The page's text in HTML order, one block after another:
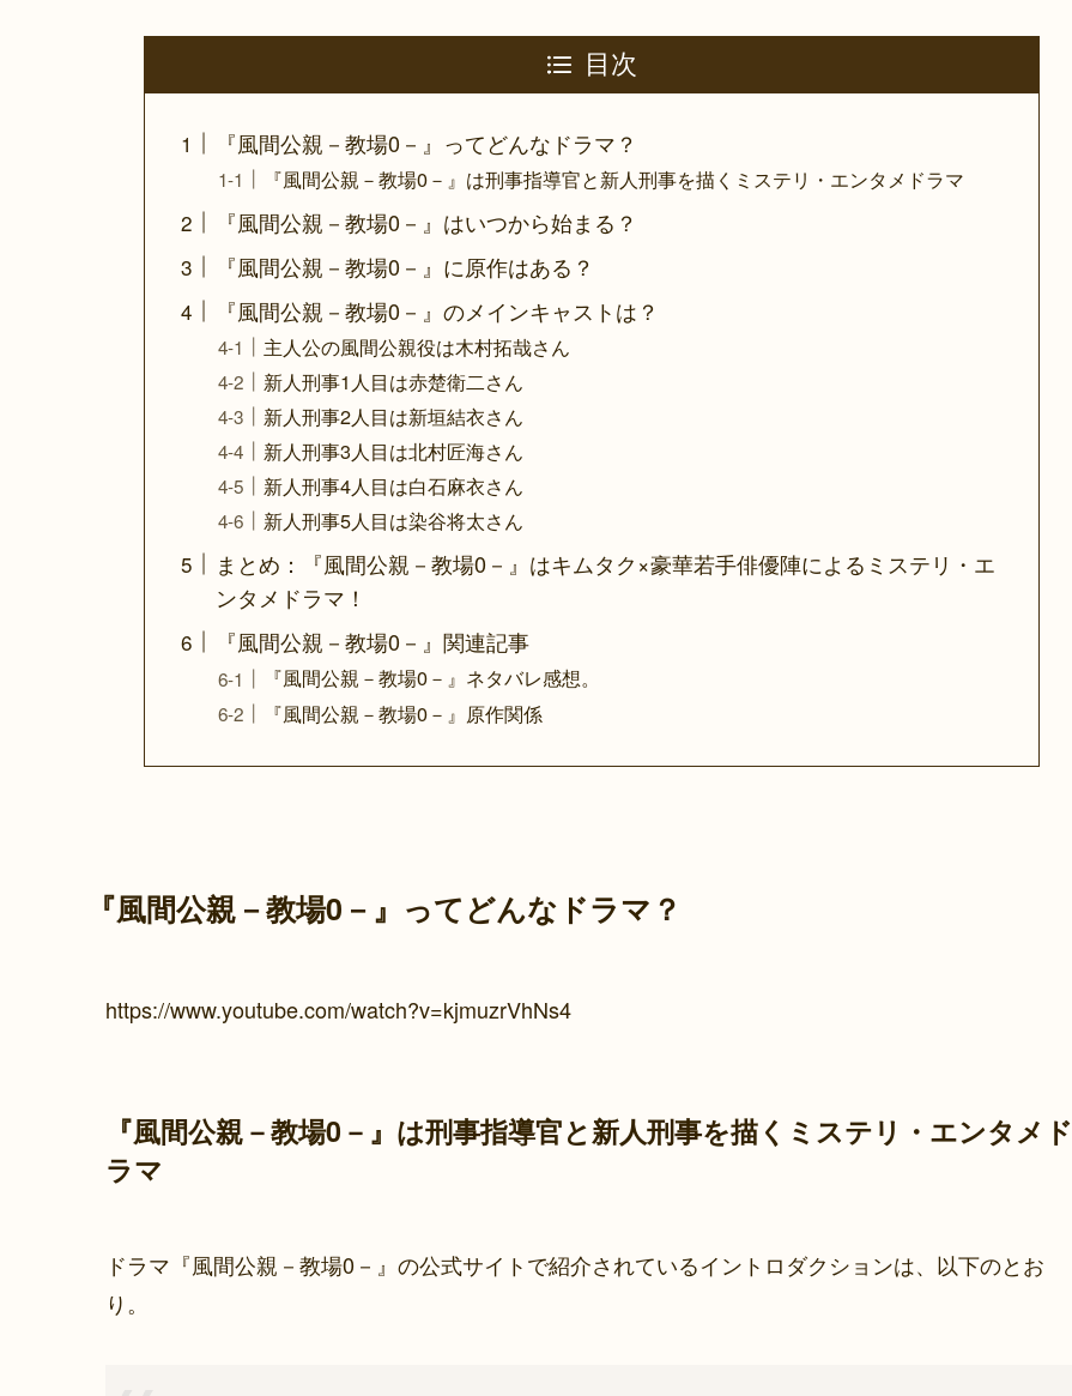
目次
『風間公親－教場0－』ってどんなドラマ？
『風間公親－教場0－』は刑事指導官と新人刑事を描くミステリ・エンタメドラマ
『風間公親－教場0－』はいつから始まる？
『風間公親－教場0－』に原作はある？
『風間公親－教場0－』のメインキャストは？
主人公の風間公親役は木村拓哉さん
新人刑事1人目は赤楚衛二さん
新人刑事2人目は新垣結衣さん
新人刑事3人目は北村匠海さん
新人刑事4人目は白石麻衣さん
新人刑事5人目は染谷将太さん
まとめ：『風間公親－教場0－』はキムタク×豪華若手俳優陣によるミステリ・エ
ンタメドラマ！
『風間公親－教場0－』関連記事
『風間公親－教場0－』ネタバレ感想。
『風間公親－教場0－』原作関係
『風間公親－教場0－』ってどんなドラマ？
https://www.youtube.com/watch?v=kjmuzrVhNs4
『風間公親－教場0－』は刑事指導官と新人刑事を描くミステリ・エンタメド
ラマ
ドラマ『風間公親－教場0－』の公式サイトで紹介されているイントロダクションは、以下のとお
り。